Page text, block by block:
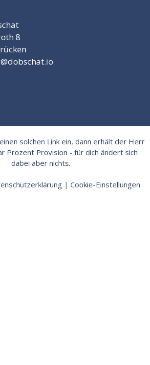
8
solchen Link ein, dann erhält der Herr
Prozent Provision - für dich ändert sich
dabei aber nichts.
| Cookie-Einstellungen